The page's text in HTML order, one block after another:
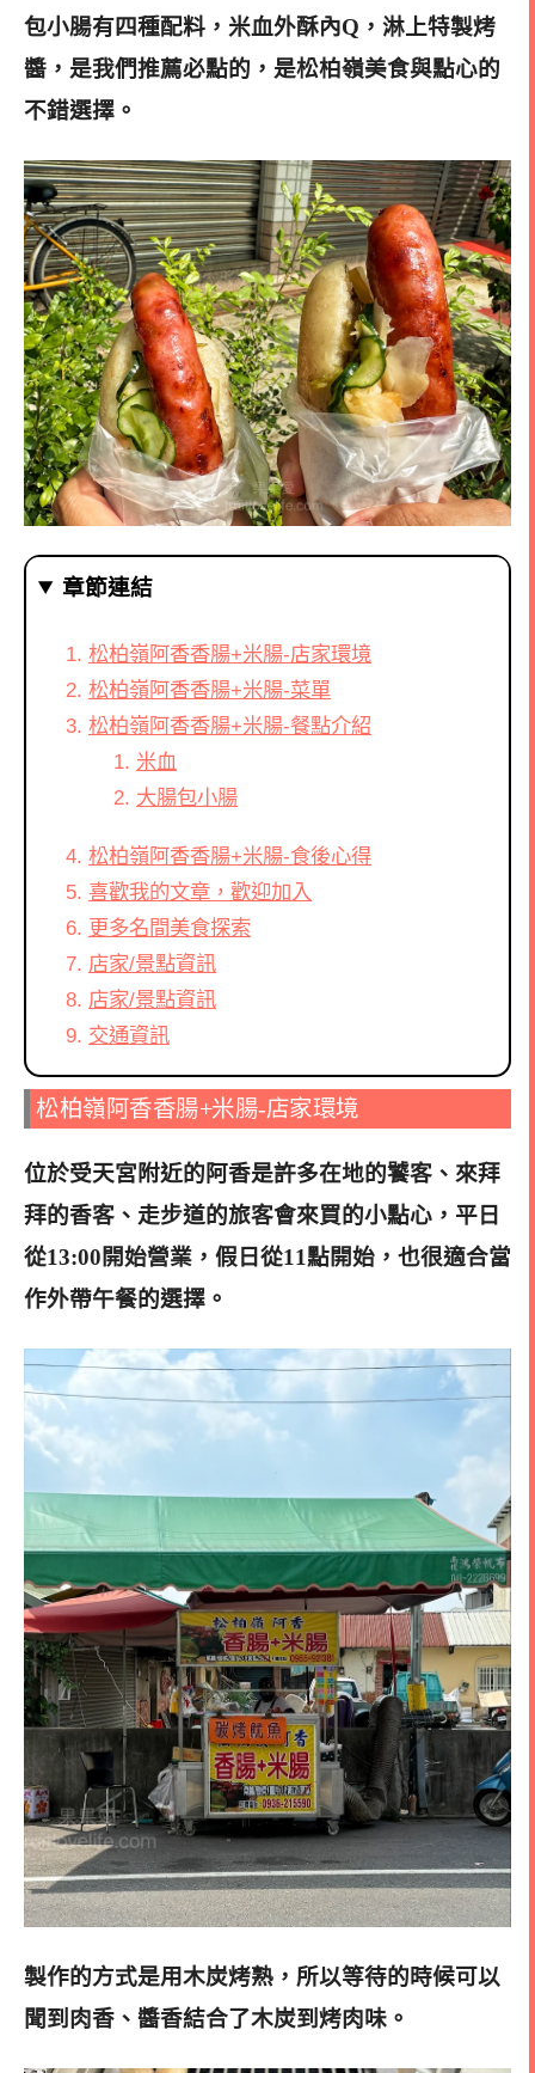
包小腸有四種配料，米血外酥內Q，淋上特製烤
醬，是我們推薦必點的， 是松柏嶺美食與點心的
不錯選擇。
章節連結
松柏嶺阿香香腸+米腸-店家環境
松柏嶺阿香香腸+米腸-菜單
松柏嶺阿香香腸+米腸-餐點介紹
米血
大腸包小腸
松柏嶺阿香香腸+米腸-食後心得
喜歡我的文章，歡迎加入
更多名間美食探索
店家/景點資訊
店家/景點資訊
交通資訊
松柏嶺阿香香腸+米腸-店家環境
位於受天宮附近的阿香是許多在地的饕客、來拜
拜的香客、走步道的旅客會來買的小點心，平日
從13:00開始營業，假日從11點開始，也很適合當
作外帶午餐的選擇。
製作的方式是用木炭烤熟，所以等待的時候可以
聞到肉香、醬香結合了木炭到烤肉味。